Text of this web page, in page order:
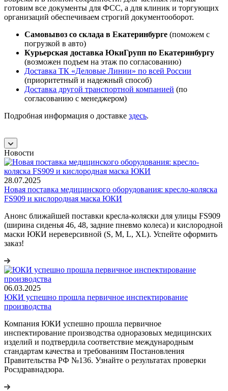
готовим все документы для ФСС, а для клиник и торгующих
организаций обеспечиваем строгий документооборот.
Самовывоз со склада в Екатеринбурге (поможем с
погрузкой в авто)
Курьерская доставка ЮкиГрупп по Екатеринбургу
(возможен подъем на этаж по согласованию)
Доставка ТК «Деловые Линии» по всей России
(приоритетный и надежный способ)
Доставка другой транспортной компанией (по
согласованию с менеджером)
Подробная информация о доставке здесь.
Новости
28.07.2025
Новая поставка медицинского оборудования: кресло-коляска
FS909 и кислородная маска ЮКИ
Анонс ближайшей поставки кресла-коляски для улицы FS909
(ширина сиденья 46, 48, задние пневмо колеса) и кислородной
маски ЮКИ нереверсивной (S, M, L, XL). Успейте оформить
заказ!
06.03.2025
ЮКИ успешно прошла первичное инспектирование
производства
Компания ЮКИ успешно прошла первичное
инспектирование производства одноразовых медицинских
изделий и подтвердила соответствие международным
стандартам качества и требованиям Постановления
Правительства РФ №136. Узнайте о результатах проверки
Росздравнадзора.